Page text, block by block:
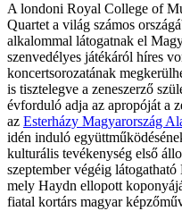
A londoni Royal College of
Quartet a világ számos
alkalommal látogatnak el
szenvedélyes játékáról híres
koncertsorozatának
is tisztelegve a zeneszerző
évforduló adja az apropóját a
az Esterházy Magyarország
idén induló
kulturális tevékenység első
szeptember végéig
mely Haydn ellopott
fiatal kortárs magyar